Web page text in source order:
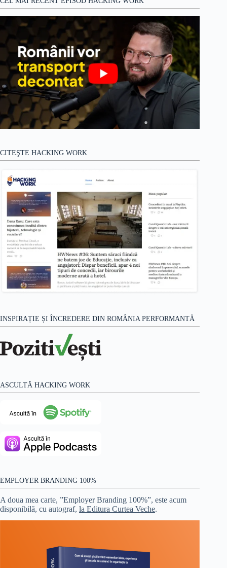
CITEŞTE HACKING WORK
INSPIRAȚIE ȘI ÎNCREDERE DIN ROMÂNIA PERFORMANTĂ
ASCULTĂ HACKING WORK
EMPLOYER BRANDING 100%
A doua mea carte, ”Employer Branding 100%”, este acum
disponibilă, cu autograf, la Editura Curtea Veche.